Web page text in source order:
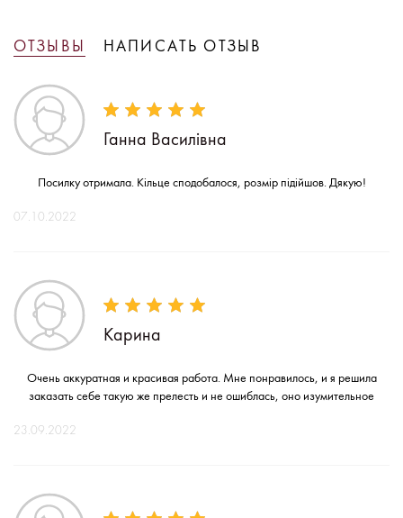
ОТЗЫВЫ НАПИСАТЬ ОТЗЫВ
Ганна Василівна
Посилку отримала. Кільце сподобалося, розмір підійшов. Дякую!
07.10.2022
Карина
Очень аккуратная и красивая работа. Мне понравилось, и я решила
заказать себе такую же прелесть и не ошиблась, оно изумительное
23.09.2022